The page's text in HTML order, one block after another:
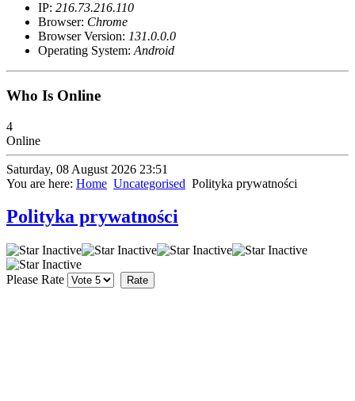
IP: 216.73.216.110
Browser: Chrome
Browser Version: 131.0.0.0
Operating System: Android
Who Is Online
4
Online
Saturday, 08 August 2026 23:51
You are here: Home Uncategorised Polityka prywatności
Polityka prywatności
Please Rate